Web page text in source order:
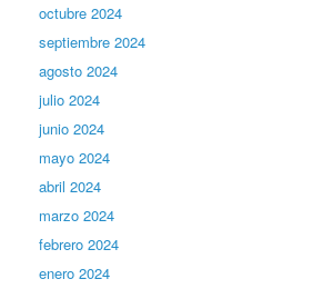
octubre 2024
septiembre 2024
agosto 2024
julio 2024
junio 2024
mayo 2024
abril 2024
marzo 2024
febrero 2024
enero 2024